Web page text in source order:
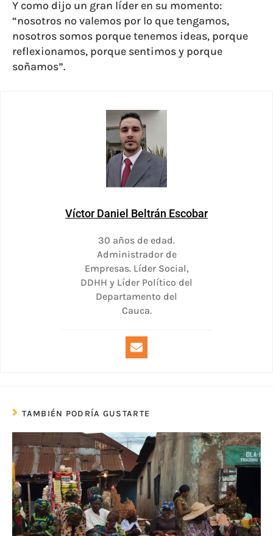
Y como dijo un gran líder en su momento:
“nosotros no valemos por lo que tengamos,
nosotros somos porque tenemos ideas, porque
reflexionamos, porque sentimos y porque
soñamos”.
Víctor Daniel Beltrán Escobar
30 años de edad.
Administrador de
Empresas. Líder Social,
DDHH y Líder Político del
Departamento del
Cauca.
TAMBIÉN PODRÍA GUSTARTE